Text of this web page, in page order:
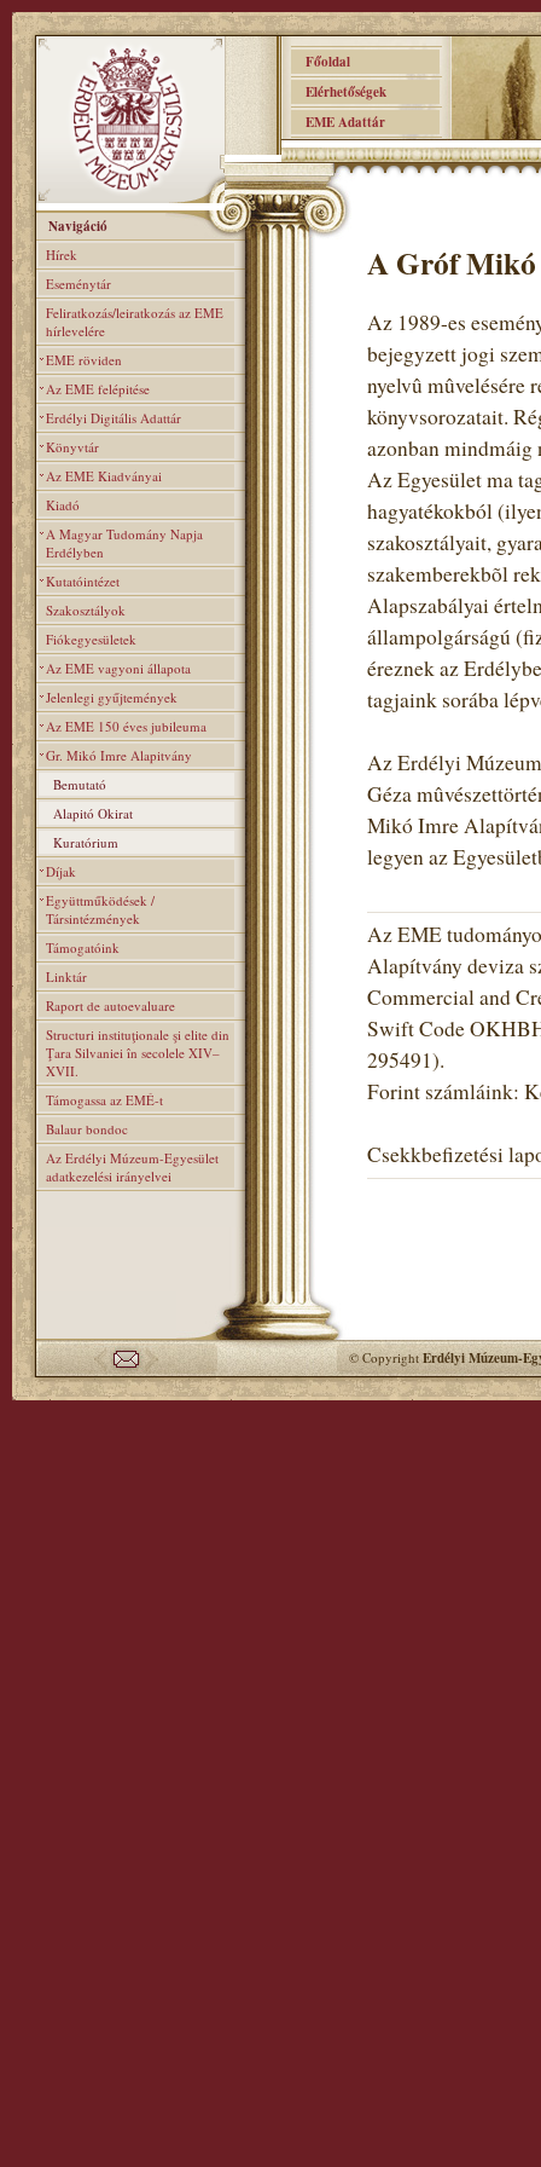
Főoldal
Elérhetőségek
EME Adattár
Navigáció
Hírek
Eseménytár
Feliratkozás/leiratkozás az EME
hírlevelére
EME röviden
Az EME felépitése
Erdélyi Digitális Adattár
Könyvtár
Az EME Kiadványai
Kiadó
A Magyar Tudomány Napja
Erdélyben
Kutatóintézet
Szakosztályok
Fiókegyesületek
Az EME vagyoni állapota
Jelenlegi gyűjtemények
Az EME 150 éves jubileuma
Gr. Mikó Imre Alapitvány
Bemutató
Alapitó Okirat
Kuratórium
Díjak
Együttműködések /
Társintézmények
Támogatóink
Linktár
Raport de autoevaluare
Structuri instituţionale şi elite din
Ţara Silvaniei în secolele XIV–
XVII.
Támogassa az EMÉ-t
Balaur bondoc
Az Erdélyi Múzeum-Egyesület
adatkezelési irányelvei
A Gróf
Az 1989-es
bejegyzett jogi
nyelvû mûvelésére
könyvsorozatait.
azonban mindmáig
Az Egyesület ma
hagyatékokból
szakosztályait,
szakemberekbõl
Alapszabályai
állampolgárságú
éreznek az
tagjaink sorába
Az Erdélyi
Géza
Mikó Imre
legyen az
Az EME
Alapítvány deviza
Commercial and
Swift Code
295491).
Forint számláink:
Csekkbefizetési
© CopyrightErdélyi Múzeum-